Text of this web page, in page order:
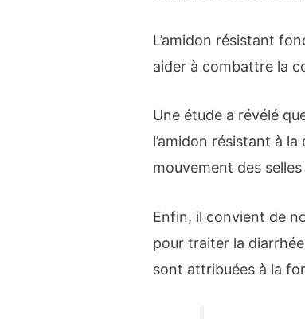
L’amidon résistant
aider à combattre la
Une étude a révélé
l’amidon résistant à
mouvement des
Enfin, il convient de
pour traiter la
sont attribuées à la